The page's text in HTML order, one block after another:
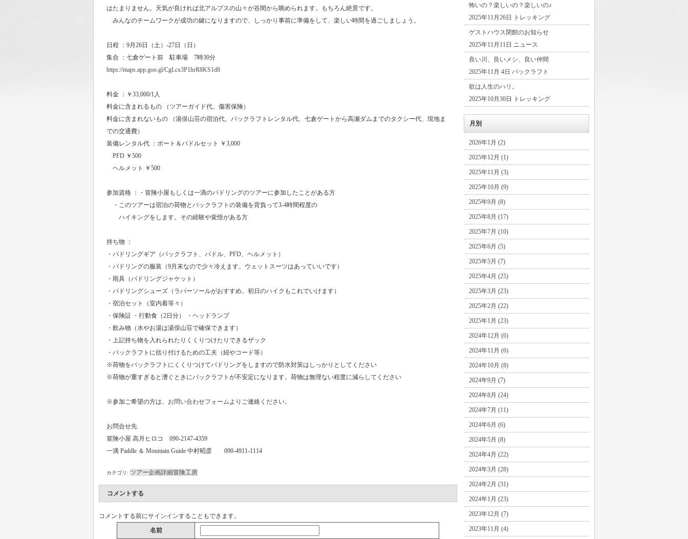
はたまりません。天気が良ければ北アルプスの山々が谷間から眺められます。もちろん絶景です。
みんなのチームワークが成功の鍵になりますので、しっかり事前に準備をして、楽しい時間を過ごしましょう。
日程 ：9月26日（土）-27日（日）
集合 ：七倉ゲート前 駐車場 7時30分
https://maps.app.goo.gl/CgLcx3P1hrR8KS1d8
料金 ：￥33,000/1人
料金に含まれるもの （ツアーガイド代、傷害保険）
料金に含まれないもの （湯俣山荘の宿泊代、パックラフトレンタル代、七倉ゲートから高瀬ダムまでのタクシー代、現地ま
での交通費）
装備レンタル代 ：ボート＆パドルセット ￥3,000
PFD ￥500
ヘルメット ￥500
参加資格 ：・冒険小屋もしくは一滴のパドリングのツアーに参加したことがある方
・このツアーは宿泊の荷物とパックラフトの装備を背負って3-4時間程度の
ハイキングをします。その経験や覚悟がある方
持ち物 ：
・パドリングギア（パックラフト、パドル、PFD、ヘルメット）
・パドリングの服装（9月末なので少々冷えます。ウェットスーツはあっていいです）
・雨具（パドリングジャケット）
・パドリングシューズ（ラバーソールがおすすめ。初日のハイクもこれでいけます）
・宿泊セット（室内着等々）
・保険証 ・行動食（2日分） ・ヘッドランプ
・飲み物（水やお湯は湯俣山荘で確保できます）
・上記持ち物を入れられたりくくりつけたりできるザック
・パックラフトに括り付けるための工夫（紐やコード等）
※荷物をパックラフトにくくりつけてパドリングをしますので防水対策はしっかりとしてください
※荷物が重すぎると漕ぐときにパックラフトが不安定になります。荷物は無理ない程度に減らしてください
※参加ご希望の方は、 お問い合わせフォームよりご連絡ください。
お問合せ先
冒険小屋 高月ヒロコ 090-2147-4359
一滴 Paddle ＆ Mountain Guide 中村昭彦 090-4911-1114
カテゴリ: ツアー企画詳細冒険工房
コメントする
コメントする前にサインインすることもできます。
名前
怖いの？楽しいの？楽しいの♪
2025年11月26日 トレッキング
ゲストハウス閉館のお知らせ
2025年11月11日 ニュース
良い川、良いメシ、良い仲間
2025年11月 4日 パックラフト
欲は人生のハリ。
2025年10月30日 トレッキング
月別
2026年1月 (2)
2025年12月 (1)
2025年11月 (3)
2025年10月 (9)
2025年9月 (8)
2025年8月 (17)
2025年7月 (10)
2025年6月 (5)
2025年5月 (7)
2025年4月 (25)
2025年3月 (23)
2025年2月 (22)
2025年1月 (23)
2024年12月 (6)
2024年11月 (6)
2024年10月 (8)
2024年9月 (7)
2024年8月 (24)
2024年7月 (11)
2024年6月 (6)
2024年5月 (8)
2024年4月 (22)
2024年3月 (28)
2024年2月 (31)
2024年1月 (23)
2023年12月 (7)
2023年11月 (4)